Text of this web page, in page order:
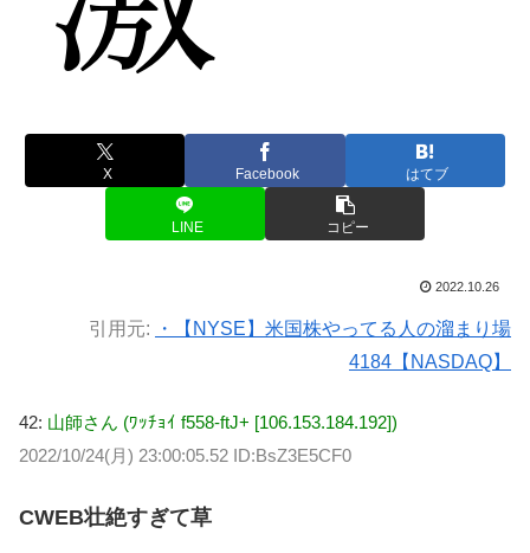
X Facebook はてブ
LINE コピー
2022.10.26
引用元:
・【NYSE】米国株やってる人の溜まり場
4184【NASDAQ】
42: 山師さん (ﾜｯﾁｮｲ f558-ftJ+ [106.153.184.192])
2022/10/24(月) 23:00:05.52 ID:BsZ3E5CF0
CWEB壮絶すぎて草